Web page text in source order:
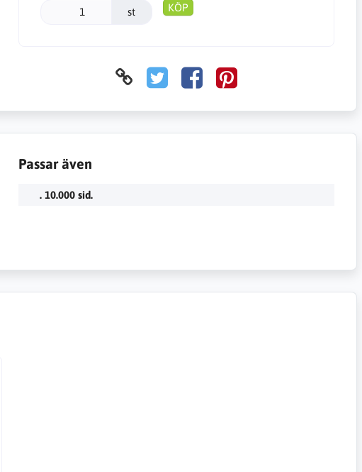
st KÖP
Passar även
. 10.000 sid.